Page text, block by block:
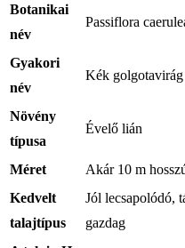
Botanikai
név
Passiflora
Gyakori
név
Kék golgotavirág
Növény
típusa
Évelő lián
Méret
Akár 10 m
Kedvelt
talajtípus
Jól lecsapolódó,
gazdag